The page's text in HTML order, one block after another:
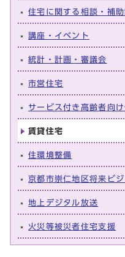
住宅に関する相談・補
講座・イベント
統計・計画・審議会
市営住宅
サービス付き高齢者向
賃貸住宅
住環境整備
京都市崇仁地区将来ビ
地上デジタル放送
火災等被災者住宅支援